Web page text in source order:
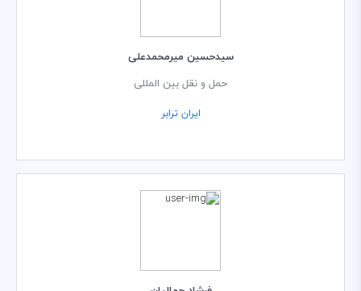
سیدحسین میرمحمدعلی
حمل و نقل بین المللی
ایران ترابر